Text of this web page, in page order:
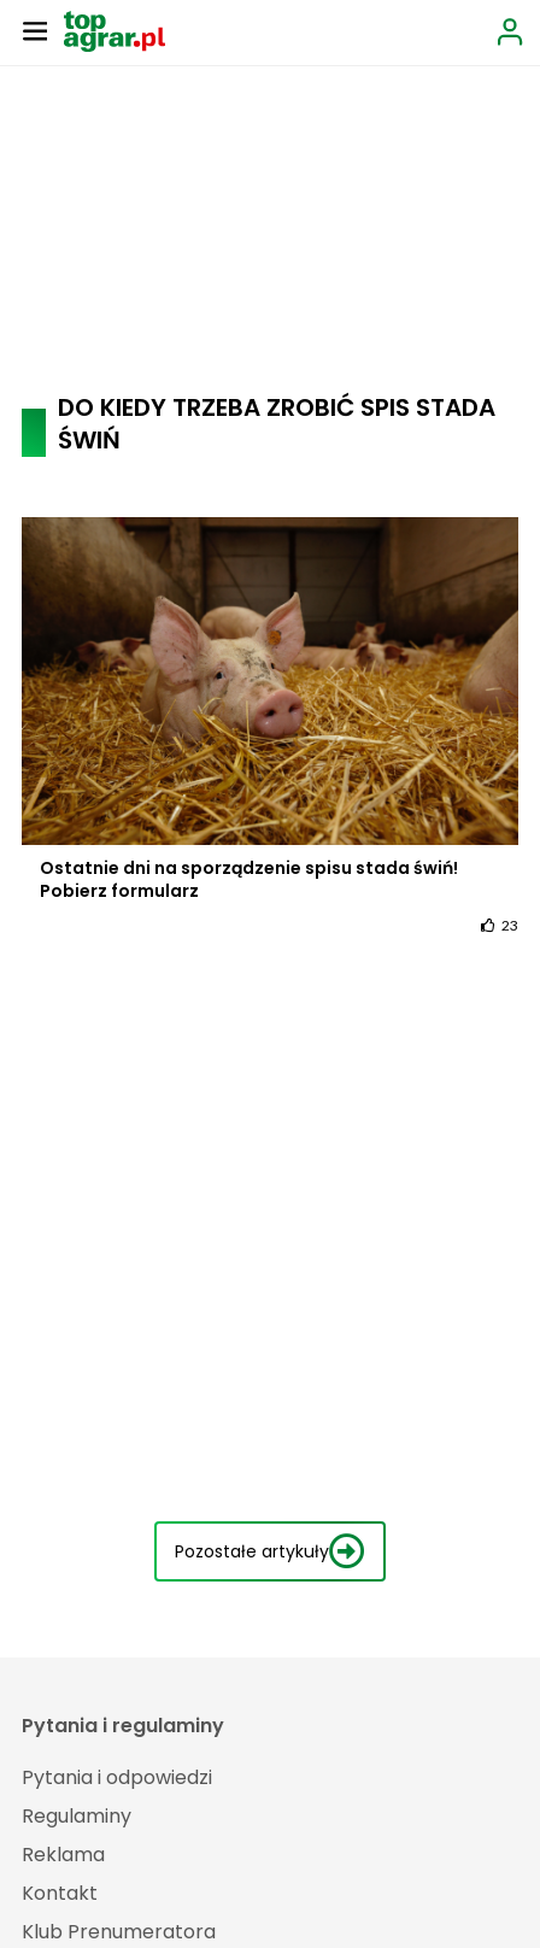
DO KIEDY TRZEBA ZROBIĆ SPIS STADA
ŚWIŃ
Ostatnie dni na sporządzenie spisu stada świń!
Pobierz formularz
23
Pozostałe artykuły
Pytania i regulaminy
Pytania i odpowiedzi
Regulaminy
Reklama
Kontakt
Klub Prenumeratora